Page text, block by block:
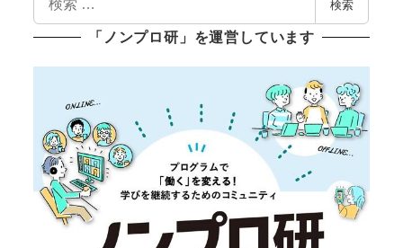
索
検索
「ノンプロ研」を運営しています